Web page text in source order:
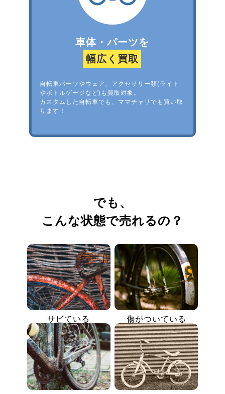
車体・パーツを
幅広く買取
自転車パーツやウェア、アクセサリー類(ライト
やボトルゲージなど)も買取対象。
カスタムした自転車でも、ママチャリでも買い取
ります！
でも、
こんな状態で売れるの？
サビている 傷がついている